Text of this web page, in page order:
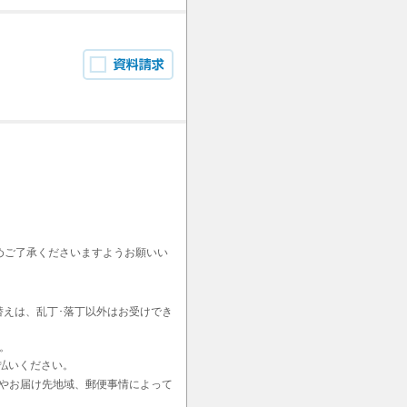
了承くださいますようお願いい
は、乱丁･落丁以外はお受けでき
ください。
お届け先地域、郵便事情によって